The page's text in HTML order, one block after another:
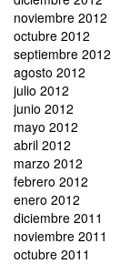
noviembre 2012
octubre 2012
septiembre 2012
agosto 2012
julio 2012
junio 2012
mayo 2012
abril 2012
marzo 2012
febrero 2012
enero 2012
diciembre 2011
noviembre 2011
octubre 2011